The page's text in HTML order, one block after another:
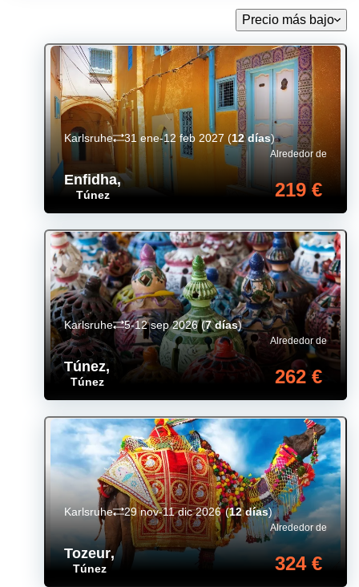
Precio más bajo
Enfidha,
Túnez
Alrededor de
219 €
Karlsruhe 31 ene-12 feb 2027 (12 días)
Túnez,
Túnez
Alrededor de
262 €
Karlsruhe 5-12 sep 2026(7 días)
Tozeur,
Túnez
Alrededor de
324 €
Karlsruhe 29 nov-11 dic 2026(12 días)